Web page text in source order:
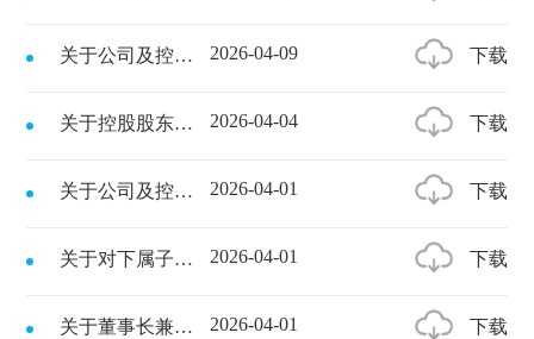
关于公司及控股子公司完成工商变更登记的公告 2026-04-09 下载
关于控股股东部分股份解除冻结的公告 2026-04-04 下载
关于公司及控股子公司诉讼事项的公告 2026-04-01 下载
关于对下属子公司提供担保进展的公告 2026-04-01 下载
关于董事长兼总经理离任及选举董事长、新聘总经理的公告 2026-04-01 下载